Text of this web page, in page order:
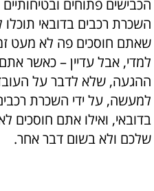
הכבישים פתוחים
השכרת רכבים בדובאי תוכלו
שאתם חוסכים פה לא מעט
למדי, אבל עדיין – כאשר
ההגעה, שלא לדבר על
למעשה, על ידי השכרת
בדובאי, ואילו אתם חוסכים
שלכם ולא בשום דבר אחר.